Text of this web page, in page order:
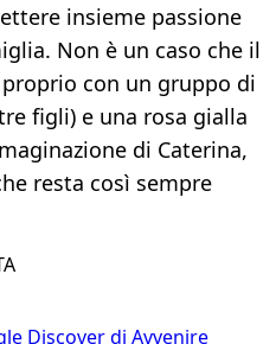
insieme passione
Non è un caso che il
con un gruppo di
figli) e una rosa gialla
di Caterina,
resta così sempre
Discover di Avvenire